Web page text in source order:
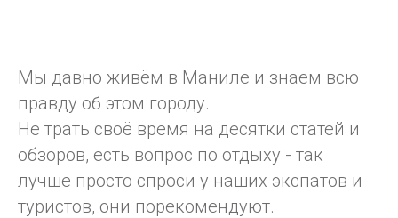
Мы давно живём в Маниле и знаем всю
правду об этом городу.
Не трать своё время на десятки статей и
обзоров, есть вопрос по отдыху - так
лучше просто спроси у наших экспатов и
туристов, они порекомендуют.